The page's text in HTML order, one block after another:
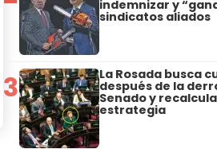
indemnizar y
sindicatos aliados
3 La Rosada busca
después de la
Senado y
estrategia